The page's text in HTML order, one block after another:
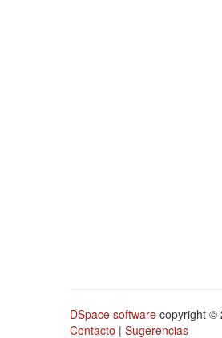
DSpace software copyright ©
Contacto | Sugerencias